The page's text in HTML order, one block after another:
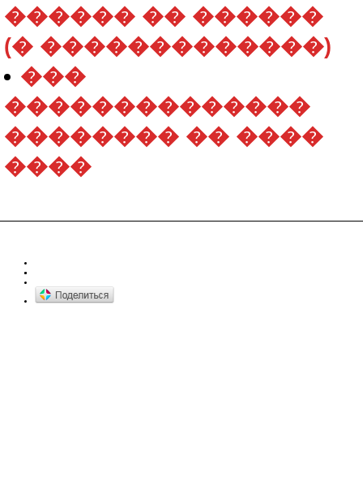
������ �� ������
(� �������������)
���
��������������
�������� �� ����
����